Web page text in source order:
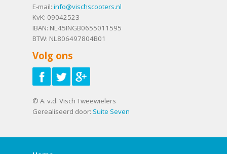
E-mail: info@vischscooters.nl
KvK: 09042523
IBAN: NL45INGB0655011595
BTW: NL806497804B01
Volg ons
© A. v.d. Visch Tweewielers
Gerealiseerd door: Suite Seven